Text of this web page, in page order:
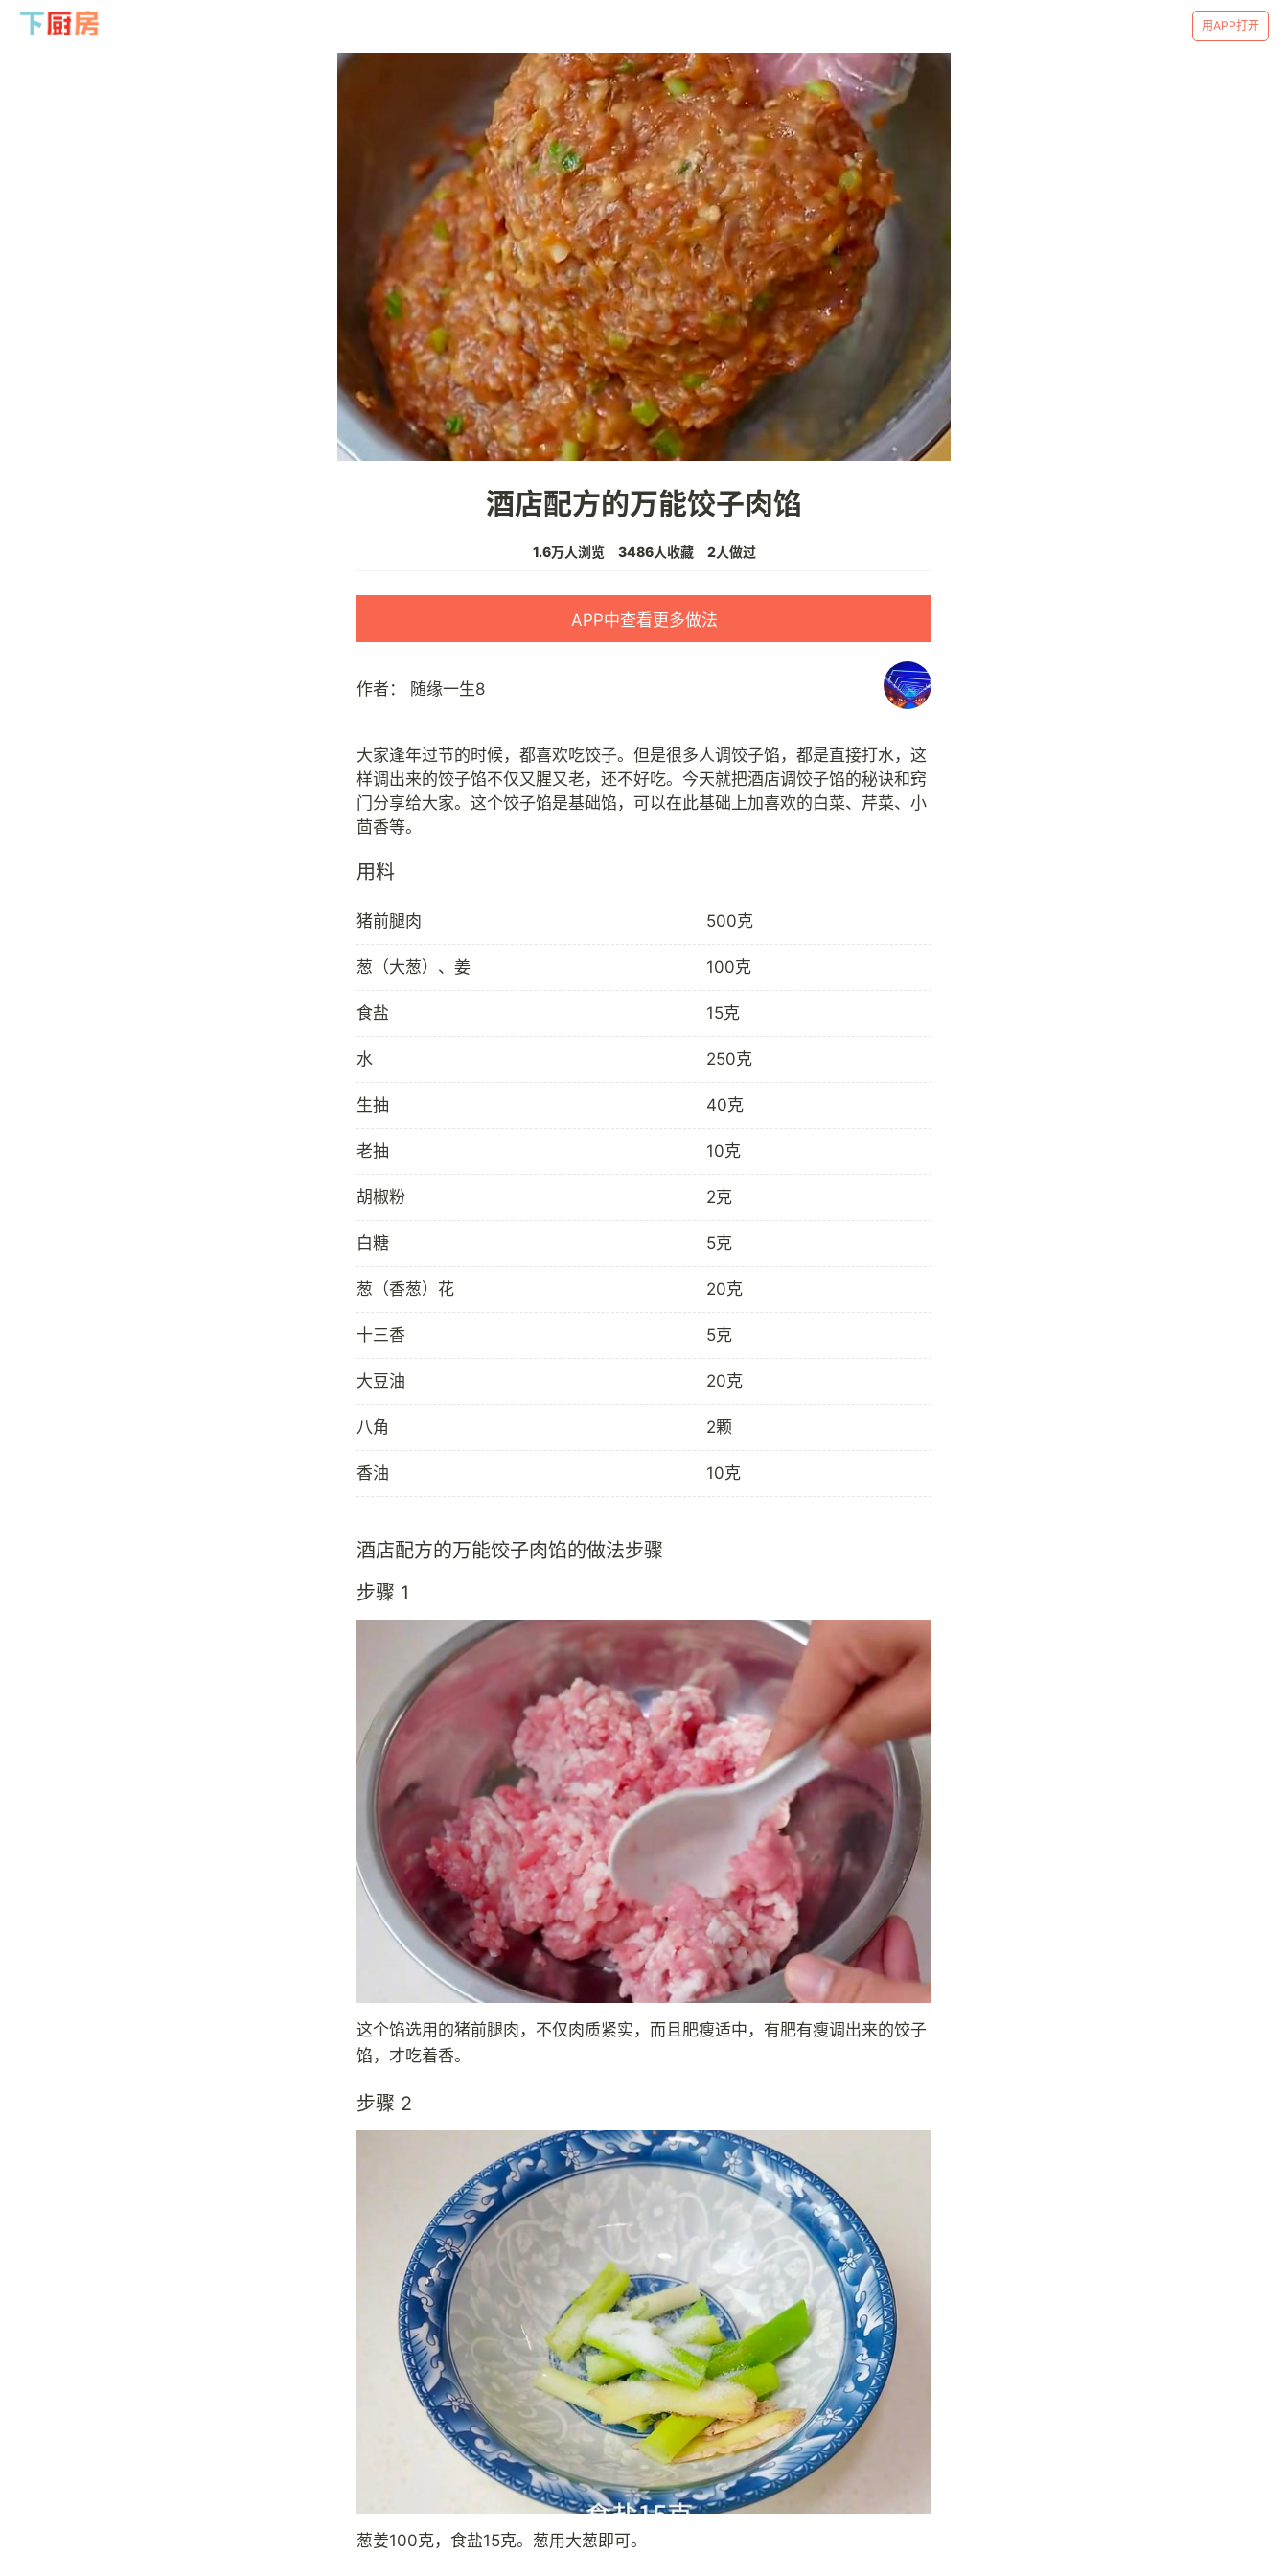
用APP打开
酒店配方的万能饺子肉馅
1.6万人浏览 3486人收藏 2人做过
APP中查看更多做法
作者： 随缘一生8
大家逢年过节的时候，都喜欢吃饺子。但是很多人调饺子馅，都是直接打水，这
样调出来的饺子馅不仅又腥又老，还不好吃。今天就把酒店调饺子馅的秘诀和窍
门分享给大家。这个饺子馅是基础馅，可以在此基础上加喜欢的白菜、芹菜、小
用料
猪前腿肉 500克
葱（大葱）、姜 100克
食盐 15克
水 250克
生抽 40克
老抽 10克
胡椒粉 2克
白糖 5克
葱（香葱）花 20克
十三香 5克
大豆油 20克
八角 2颗
香油 10克
酒店配方的万能饺子肉馅的做法步骤
步骤 1
这个馅选用的猪前腿肉，不仅肉质紧实，而且肥瘦适中，有肥有瘦调出来的饺子
馅，才吃着香。
步骤 2
葱姜100克，食盐15克。葱用大葱即可。